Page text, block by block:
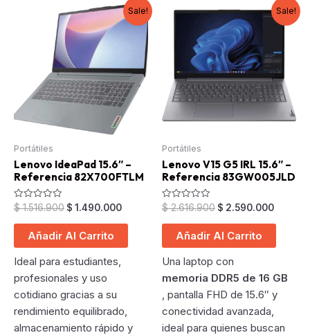
Sale!
Portátiles
Lenovo IdeaPad 15.6″ –
Referencia 82X700FTLM
Valorado
en
0
$1.516.900 Original
was:
$ 1.516.900.
$ 1.490.000Current
$ 1.490.000.
Añadir Al Carrito
Ideal para estudiantes,
profesionales y uso
cotidiano gracias a su
rendimiento equilibrado,
almacenamiento rápido y
Sale!
Portátiles
Lenovo V15 G5 IRL 15.6″ –
Referencia 83GW005JLD
Valorado
en
0
$2.616.900 Original
was:
$ 2.616.900.
$ 2.590.000Current
Añadir Al Carrito
Una laptop con
memoria DDR5 de 16 GB
, pantalla FHD de 15.6″ y
conectividad avanzada,
ideal para quienes buscan